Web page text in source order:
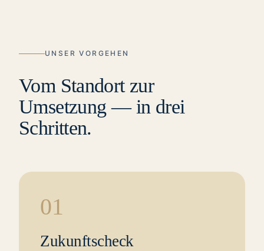
UNSER VORGEHEN
Vom Standort zur
Umsetzung — in drei
Schritten.
01
Zukunftscheck